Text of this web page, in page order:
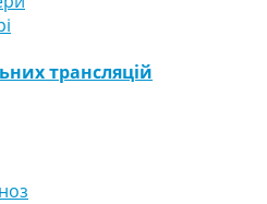
трансляцій